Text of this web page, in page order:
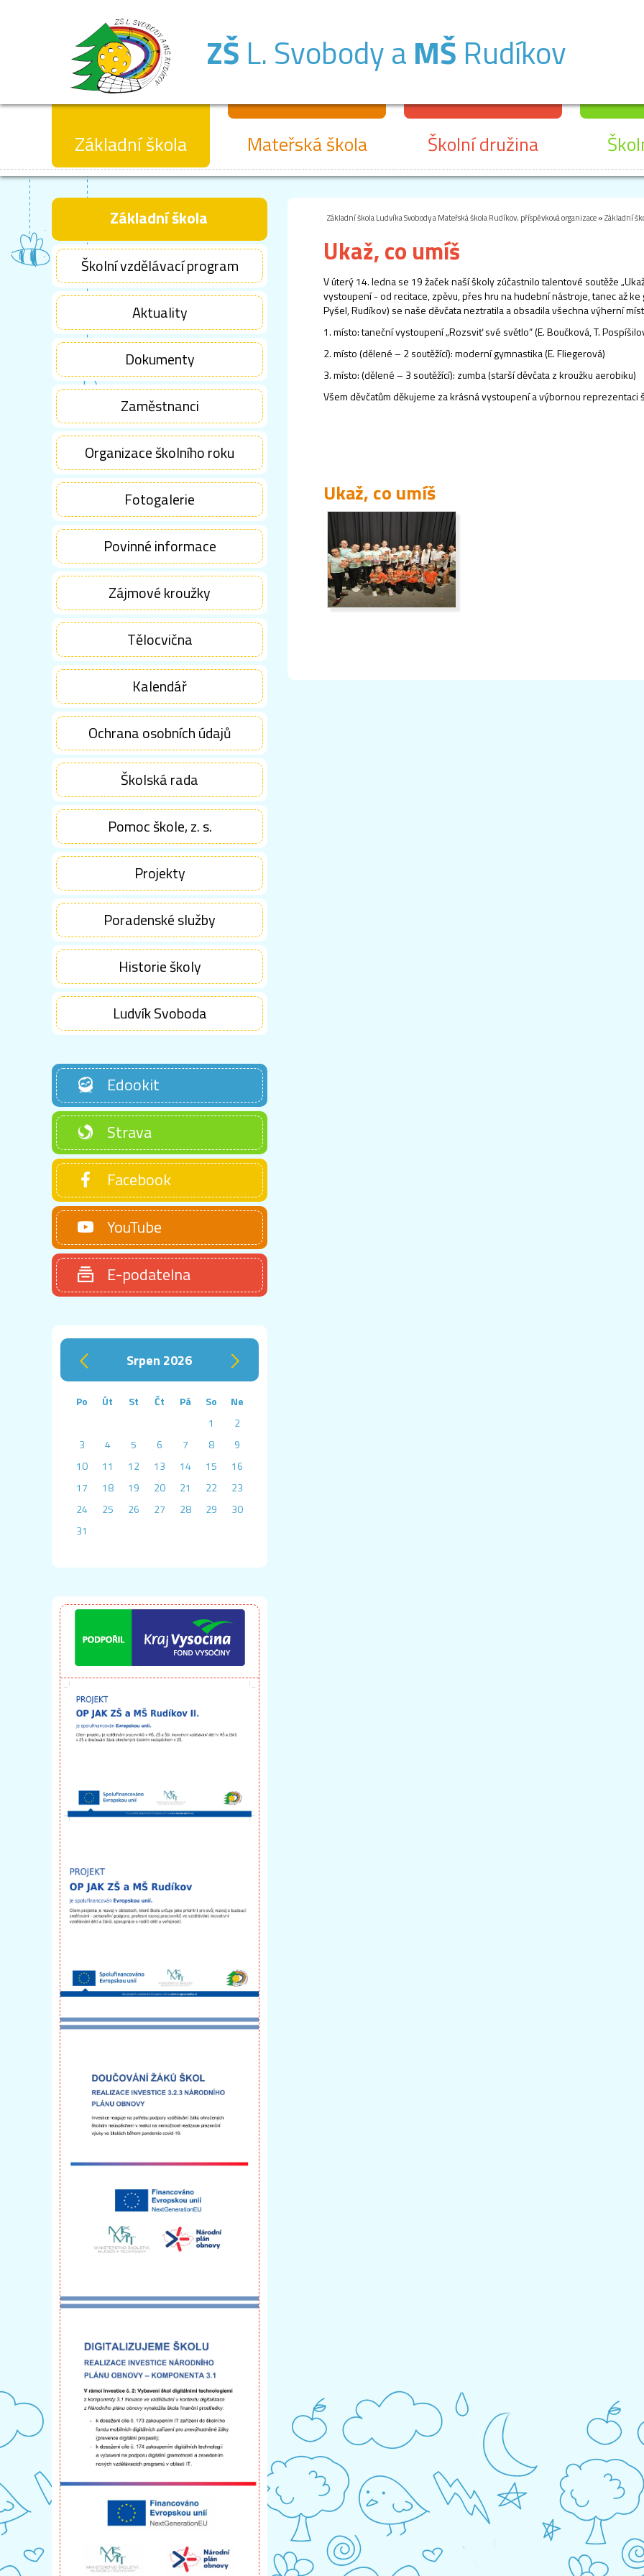
ZŠ L. Svobody aMŠ Rudíkov
Základní škola Mateřská škola Školní družina
Základní škola Ludvíka Svobody a Mateřská škola Rudíkov, příspěvková organizace»Základní
Ukaž, co umíš
V úterý 14. ledna se 19 žaček naší školy zúčastnilo talentové soutěže
vystoupení - od recitace, zpěvu, přes hru na hudební nástroje, tanec až
Pyšel, Rudíkov) se naše děvčata neztratila a obsadila všechna výherní
1. místo: taneční vystoupení „Rozsviť své světlo“ (E. Boučková, T.
2. místo (dělené – 2 soutěžící): moderní gymnastika (E. Fliegerová)
3. místo: (dělené – 3 soutěžící): zumba (starší děvčata z kroužku aerobiku)
Všem děvčatům děkujeme za krásná vystoupení a výbornou reprezentaci
Ukaž, co umíš
Základní škola
Školní vzdělávací program
Aktuality
Dokumenty
Zaměstnanci
Organizace školního roku
Fotogalerie
Povinné informace
Zájmové kroužky
Tělocvična
Kalendář
Ochrana osobních údajů
Školská rada
Pomoc škole, z. s.
Projekty
Poradenské služby
Historie školy
Ludvík Svoboda
Edookit
Strava
Facebook
YouTube
E-podatelna
‹ srpen 2026 ›
Po Út St Čt Pá So
Ne
1
2
3
4 5 6 7 8
9
10
11 12 13 14 15
16
17
18 19 20 21 22
23
24
25 26 27 28 29
30
31